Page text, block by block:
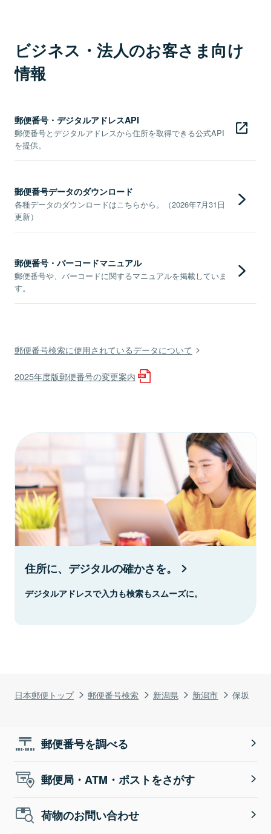
日本郵便トップ 郵便番号検索 新潟県 新潟市 保坂
ビジネス・法人のお客さま向け
情報
郵便番号・デジタルアドレスAPI
郵便番号とデジタルアドレスから住所を取得できる公式API
を提供。
郵便番号データのダウンロード
各種データのダウンロードはこちらから。（2026年7月31日
更新）
郵便番号・バーコードマニュアル
郵便番号や、バーコードに関するマニュアルを掲載していま
す。
郵便番号検索に使用されているデータについて
2025年度版郵便番号の変更案内
住所に、デジタルの確かさを。
デジタルアドレスで入力も検索もスムーズに。
郵便番号を調べる
郵便局・ATM・ポストをさがす
荷物のお問い合わせ